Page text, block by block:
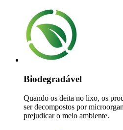
Biodegradável
Quando os deita no lixo, os
ser decompostos por
prejudicar o meio ambiente.